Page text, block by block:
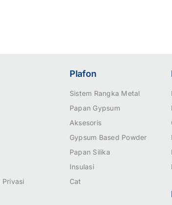
Privasi
Plafon
Sistem Rangka Metal
Papan Gypsum
Aksesoris
Gypsum Based Powder
Papan Silika
Insulasi
Cat